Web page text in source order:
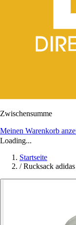
Zwischensumme
Meinen Warenkorb
Loading...
Startseite
/ Rucksack